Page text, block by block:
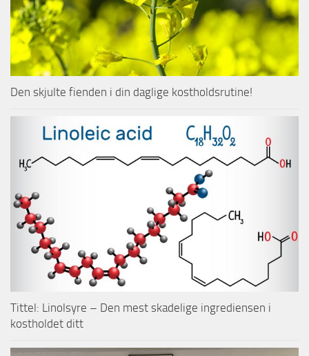
Den skjulte fienden i din daglige kostholdsrutine!
Tittel: Linolsyre – Den mest skadelige ingrediensen i
kostholdet ditt